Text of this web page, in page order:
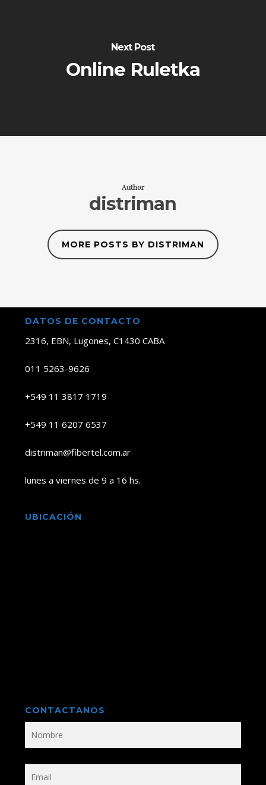
Next Post
Online Ruletka
Author
distriman
MORE POSTS BY DISTRIMAN
DATOS DE CONTACTO
2316, EBN, Lugones, C1430 CABA
011 5263-9626
+549 11 3817 1719
+549 11 6207 6537
distriman@fibertel.com.ar
lunes a viernes de 9 a 16 hs.
UBICACIÓN
CONTACTANOS